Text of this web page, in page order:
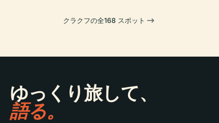
クラクフの全168 スポット
ゆっくり旅して、
語る。